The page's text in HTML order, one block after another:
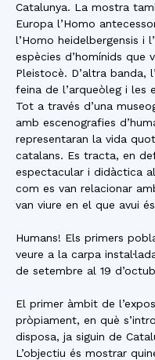
Catalunya. La mostra
Europa l’Homo
l’Homo heidelbergensis i
espècies d’homínids que
Pleistocè. D’altra banda,
feina de l’arqueòleg i les
Tot a través d’una
amb escenografies
representaran la vida
catalans. Es tracta, en
espectacular i didàctica
com es van relacionar
van viure en el que avui
Humans! Els primers
veure a la carpa
de setembre al 19
El primer àmbit de
pròpiament, en què
disposa, ja siguin de
L’objectiu és mostrar